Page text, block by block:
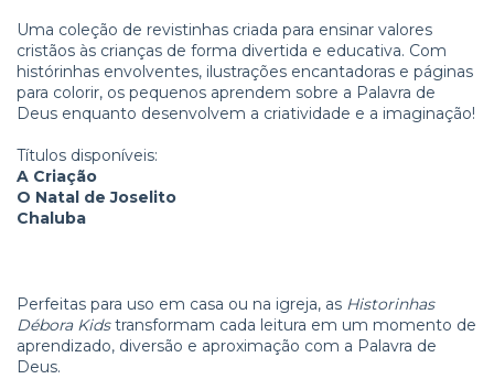
Uma coleção de revistinhas criada para ensinar valores
cristãos às crianças de forma divertida e educativa. Com
histórinhas envolventes, ilustrações encantadoras e páginas
para colorir, os pequenos aprendem sobre a Palavra de
Deus enquanto desenvolvem a criatividade e a imaginação!
Títulos disponíveis:
A Criação
O Natal de Joselito
Chaluba
Perfeitas para uso em casa ou na igreja, as Historinhas
Débora Kidstransformam cada leitura em um momento de
aprendizado, diversão e aproximação com a Palavra de
Deus.